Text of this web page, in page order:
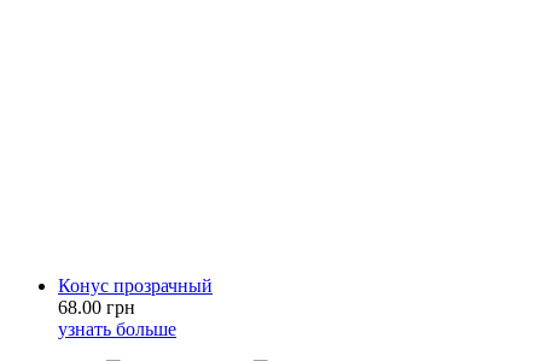
Конус прозрачный
68.00 грн
узнать больше